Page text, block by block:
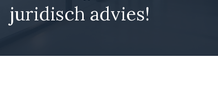
juridisch advies!